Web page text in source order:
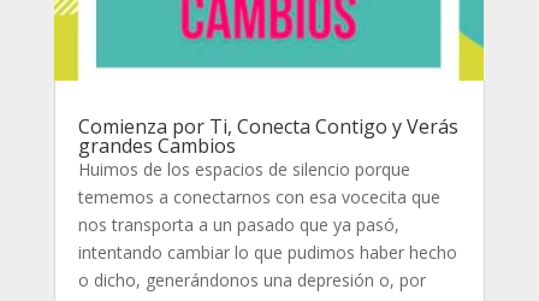
Comienza por Ti, Conecta Contigo y Verás
grandes Cambios
Huimos de los espacios de silencio porque
tememos a conectarnos con esa vocecita que
nos transporta a un pasado que ya pasó,
intentando cambiar lo que pudimos haber hecho
o dicho, generándonos una depresión o, por